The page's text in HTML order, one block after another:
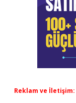
Reklam ve İletişim: